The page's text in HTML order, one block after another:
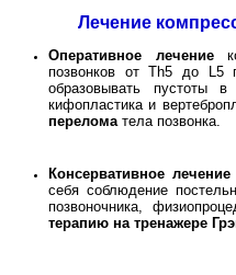
Лечение
Оперативное лечение
позвонков от Th5 до L5
образовывать пустоты в
кифопластика и
перелома тела позвонка.
Консервативное лечение
себя соблюдение
позвоночника,
терапию на тренажере